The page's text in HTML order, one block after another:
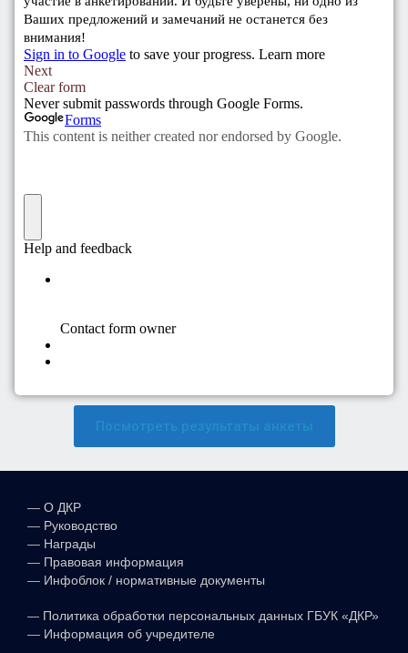
Посмотреть результаты анкеты
— О ДКР
— Руководство
— Награды
— Правовая информация
— Инфоблок / нормативные документы
— Политика обработки персональных данных ГБУК «ДКР»
— Информация об учредителе